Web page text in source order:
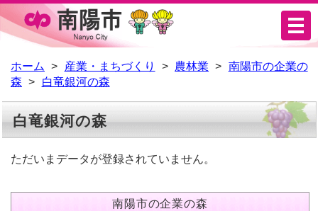
ニ
ュ
ホーム 産業・まちづくり 農林業
南陽市の企業の
森
白竜銀河の森
白竜銀河の森
ただいまデータが登録されていません。
南陽市の企業の森